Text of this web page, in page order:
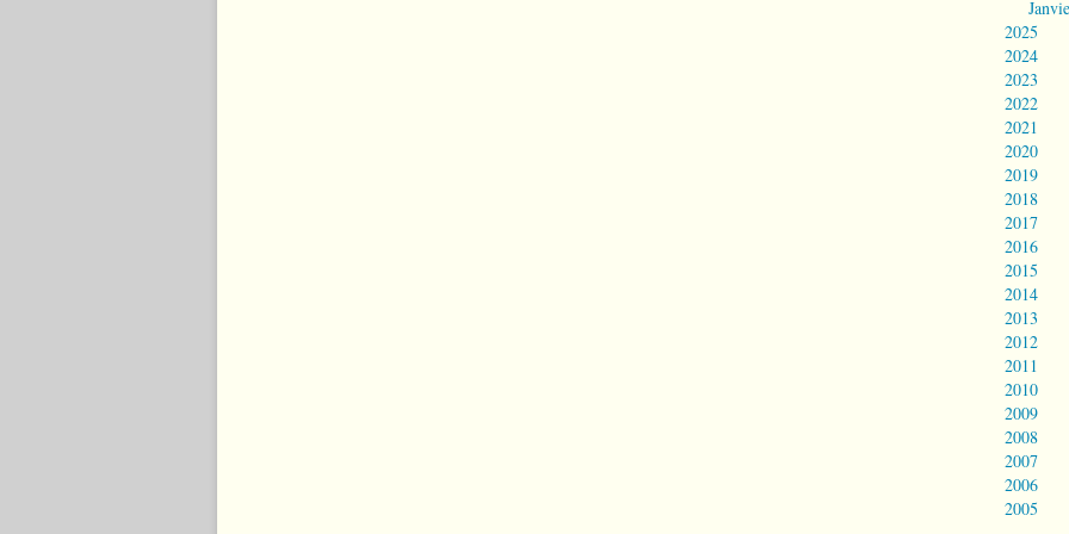
2025
2024
2023
2022
2021
2020
2019
2018
2017
2016
2015
2014
2013
2012
2011
2010
2009
2008
2007
2006
2005